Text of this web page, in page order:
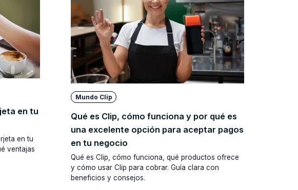
en tu
en tu
ventajas
Mundo Clip
Qué es Clip, cómo funciona y por qué es
una excelente opción para aceptar pagos
en tu negocio
Qué es Clip, cómo funciona, qué productos ofrece
y cómo usar Clip para cobrar. Guía clara con
beneficios y consejos.